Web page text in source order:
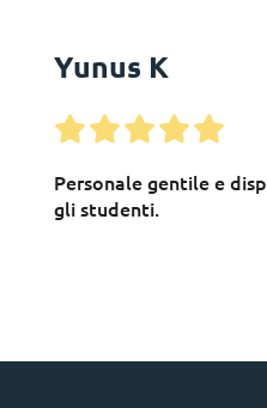
Yunus K
Personale gentile e
gli studenti.